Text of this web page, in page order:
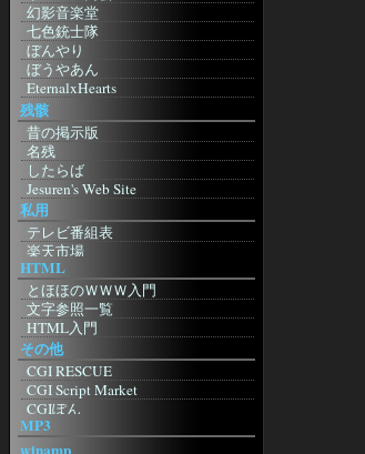
ドライバ
超ドライバリンク集
Nvidia
ATI
Intel
Shishimushi
A blog? with Σαιτω
Choose Opera 日本支部
Kuruman Log - by Kuruma
Mozilla
Mozilla Japan
もじら組
Firefoxまとめサイト
Netscape Japan
Netscape.com
Camino. Mozilla Power, Mac Style
Safari
Bagel
etc
Browser.js
タブブラウザ推奨委員会
Sleipnir
Sylera
Lynx
影鷹
Amaya
Lite
JBrowser
幻影音楽堂
七色銃士隊
ぼんやり
ぼうやあん
EternalxHearts
兵糧攻め
明日もきっと晴れ！
SolomonHeadQuaters
蛙猫子之首頁
アサの夢
giddous moon
ホテル降魔殿
銀天盤
Rpu.Net
お友達blog
RETSUDEN
跡 地
がらくた館跡地
特に意味もなく
Imitation Flowers：日記
ぎほたるしんちゃん
KUNSTMUSEUM
良い子のジャポニカ日記帳
残骸
昔の掲示版
名残
したらば
Jesuren's Web Site
私用
テレビ番組表
楽天市場
楽天アフィリエイト
amazon.co.jp
NetMile
WebMoney
eBOOK・OFF
Domino's Pizza
すかいらーく
HTML
とほほのＷＷＷ入門
文字参照一覧
HTML入門
その他
CGI RESCUE
CGI Script Market
CGIぽん
Going My Way
ImageCanvas
MP3